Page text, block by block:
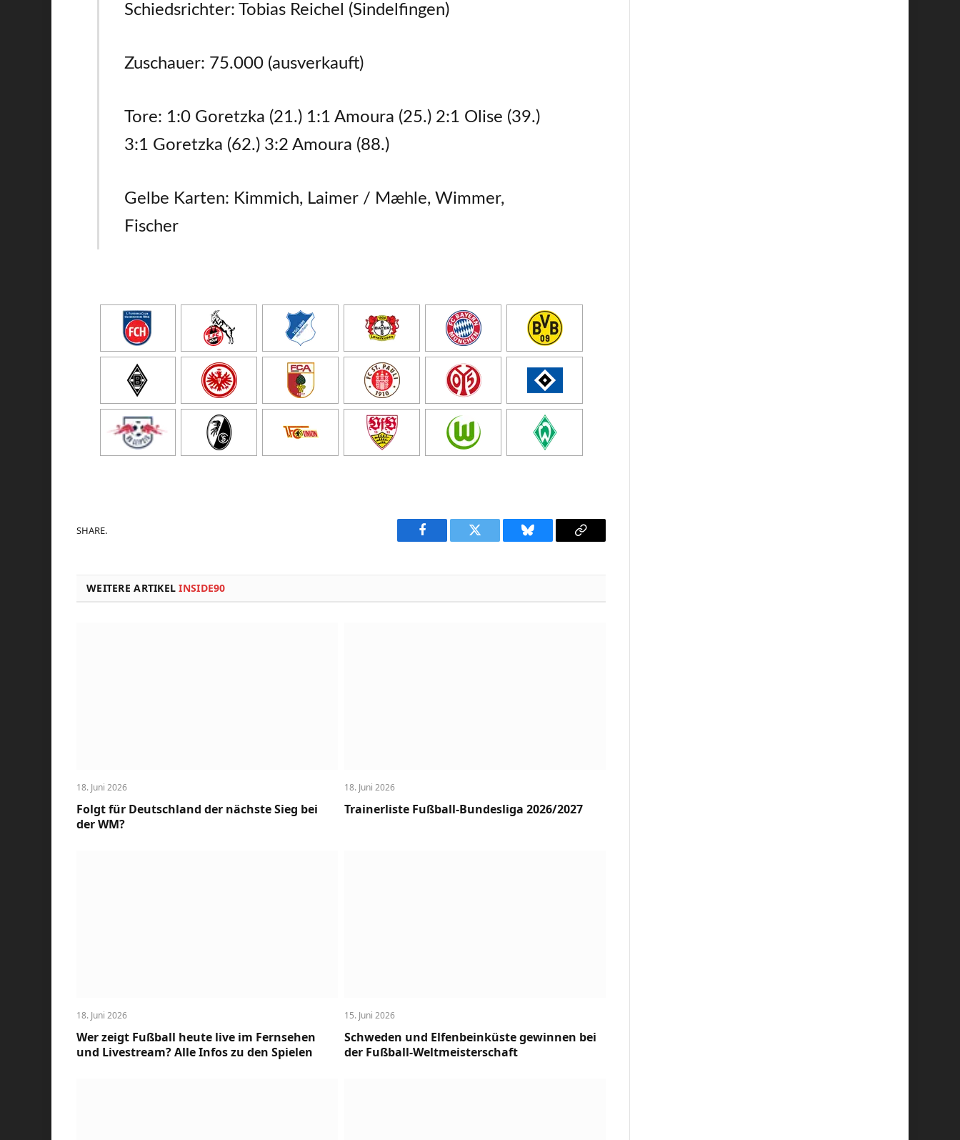
Schiedsrichter: Tobias Reichel (Sindelfingen)
Zuschauer: 75.000 (ausverkauft)
Tore: 1:0 Goretzka (21.) 1:1 Amoura (25.) 2:1 Olise (39.)
3:1 Goretzka (62.) 3:2 Amoura (88.)
Gelbe Karten: Kimmich, Laimer / Mæhle, Wimmer,
Fischer
SHARE.
Facebook Twitter Bluesky
Copy
WEITERE ARTIKELINSIDE90
18. Juni 2026
Folgt für Deutschland der nächste Sieg bei
der WM?
18. Juni 2026
Trainerliste Fußball-Bundesliga 2026/2027
18. Juni 2026
Wer zeigt Fußball heute live im Fernsehen
und Livestream? Alle Infos zu den Spielen
15. Juni 2026
Schweden und Elfenbeinküste gewinnen bei
der Fußball-Weltmeisterschaft